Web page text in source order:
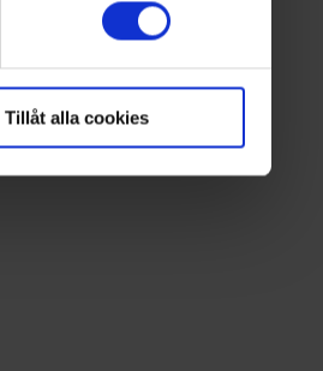
Tillåt alla cookies